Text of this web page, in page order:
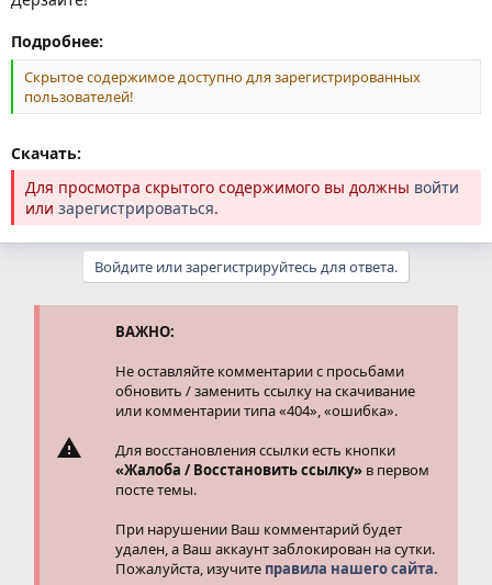
Подробнее:
Скрытое содержимое доступно для зарегистрированных
пользователей!
Скачать:
Для просмотра скрытого содержимого вы должны войти
или зарегистрироваться.
Войдите или зарегистрируйтесь для ответа.
ВАЖНО:
Не оставляйте комментарии с просьбами
обновить / заменить ссылку на скачивание
или комментарии типа «404», «ошибка».
Для восстановления ссылки есть кнопки
«Жалоба / Восстановить ссылку» в первом
посте темы.
При нарушении Ваш комментарий будет
удален, а Ваш аккаунт заблокирован на сутки.
Пожалуйста, изучите правила нашего сайта.